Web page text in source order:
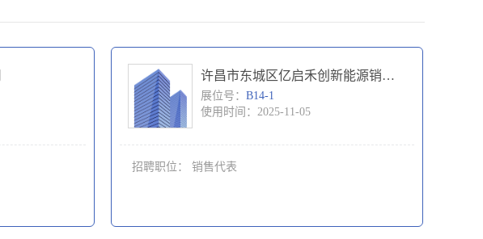
许昌市东城区亿启禾创新能源销售中心（个体工商户）
展位号： B14-1
使用时间：2025-11-05
招聘职位： 销售代表